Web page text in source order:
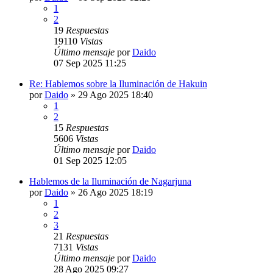
1
2
19 Respuestas
19110 Vistas
Último mensaje porDaido
07 Sep 2025 11:25
Re: Hablemos sobre la Iluminación de Hakuin
porDaido » 29 Ago 2025 18:40
1
2
15 Respuestas
5606 Vistas
Último mensaje porDaido
01 Sep 2025 12:05
Hablemos de la Iluminación de Nagarjuna
porDaido » 26 Ago 2025 18:19
1
2
3
21 Respuestas
7131 Vistas
Último mensaje porDaido
28 Ago 2025 09:27